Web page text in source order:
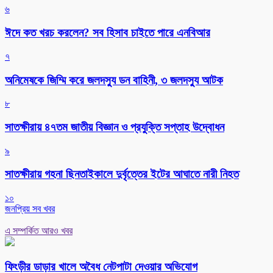
৬
ঈদে কত খরচ করলেন? সব হিসাব চাইতে পারে এনবিআর
৭
অনিমেষকে জিম্মি করে জলদস্যু ডন বাহিনী, ৩ জলদস্যু আটক
৮
সাতক্ষীরায় ৪৭তম জাতীয় বিজ্ঞান ও প্রযুক্তি সপ্তাহ উদ্বোধন
৯
সাতক্ষীরায় গহনা ছিনতাইকালে দুর্বৃত্তের ইটের আঘাতে নারী নিহত
১০
জনপ্রিয় সব খবর
এ সম্পর্কিত আরও খবর
ফিংড়ীর ডাড়ার খালে অবৈধ নেটপাটা দেওয়ার অভিযোগ